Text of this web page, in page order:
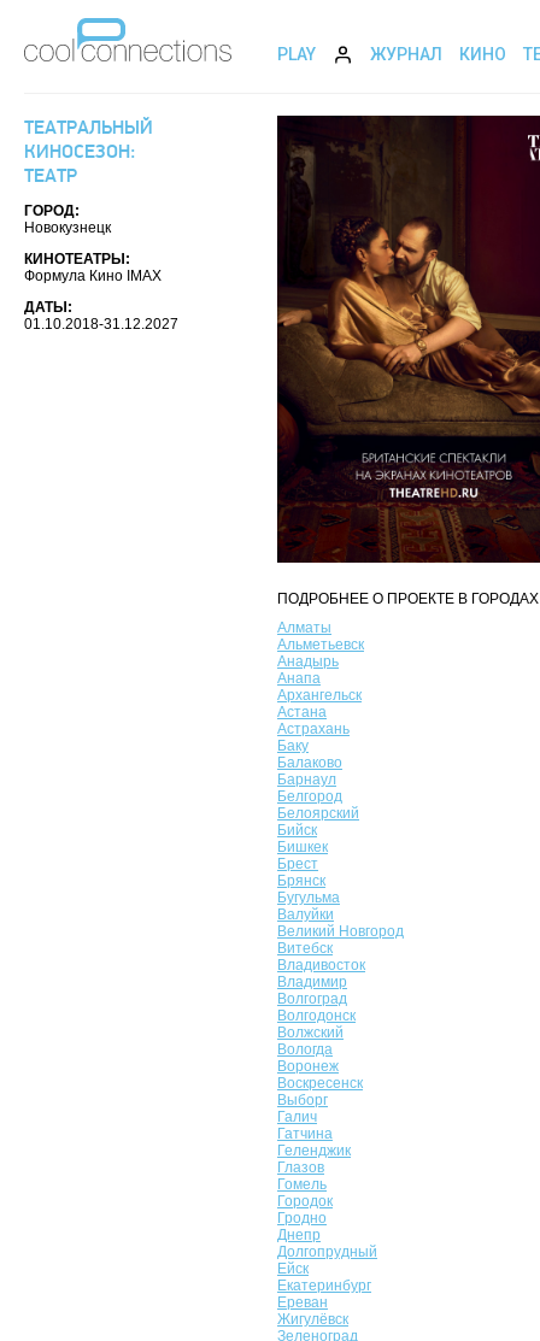
PLAY ЖУРНАЛ КИНО
ТЕАТРАЛЬНЫЙ
КИНОСЕЗОН:
ТЕАТР
ГОРОД:
Новокузнецк
КИНОТЕАТРЫ:
Формула Кино IMAX
ДАТЫ:
01.10.2018-31.12.2027
ПОДРОБНЕЕ О ПРОЕКТЕ В
Алматы
Альметьевск
Анадырь
Анапа
Архангельск
Астана
Астрахань
Баку
Балаково
Барнаул
Белгород
Белоярский
Бийск
Бишкек
Брест
Брянск
Бугульма
Валуйки
Великий Новгород
Витебск
Владивосток
Владимир
Волгоград
Волгодонск
Волжский
Вологда
Воронеж
Воскресенск
Выборг
Галич
Гатчина
Геленджик
Глазов
Гомель
Городок
Гродно
Днепр
Долгопрудный
Ейск
Екатеринбург
Ереван
Жигулёвск
Зеленоград